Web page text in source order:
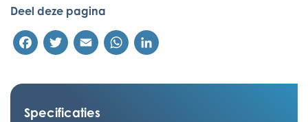
Deel deze pagina
FacebookTwitterEmail WhatsApp
Specificaties